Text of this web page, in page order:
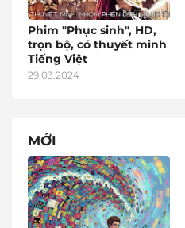
Phim "Phục sinh", HD,
trọn bộ, có thuyết minh
Tiếng Việt
29.03.2024
MỚI